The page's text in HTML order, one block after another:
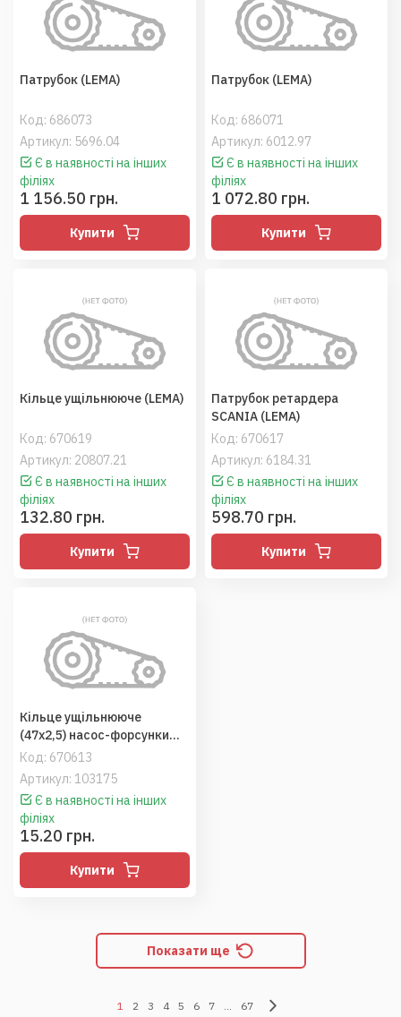
Код: 686073
Артикул: 5696.04
Патрубок (LEMA)
Є в наявності на інших
філіях
1 156.50 грн.
Купити
Код: 686071
Артикул: 6012.97
Патрубок (LEMA)
Є в наявності на інших
філіях
1 072.80 грн.
Купити
Код: 670619
Артикул: 20807.21
Кільце ущільнююче (LEMA)
Є в наявності на інших
філіях
132.80 грн.
Купити
Код: 670617
Артикул: 6184.31
Патрубок ретардера
SCANIA (LEMA)
Є в наявності на інших
філіях
598.70 грн.
Купити
Код: 670613
Артикул: 103175
Кільце ущільнююче
(47х2,5) насос-форсунки
(LEMA)
Є в наявності на інших
філіях
15.20 грн.
Купити
Показати ще
1 2 3 4 5 6 7 ... 67